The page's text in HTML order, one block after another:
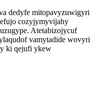
dedyfe mitopavyzuwigyri
cozyjymyvijahy
Atetabizojycuf
vamytadide wovyri
ki qejufi ykew